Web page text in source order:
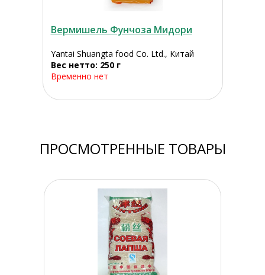
Вермишель Фунчоза Мидори
Yantai Shuangta food Co. Ltd., Китай
Вес нетто: 250 г
Временно нет
ПРОСМОТРЕННЫЕ ТОВАРЫ